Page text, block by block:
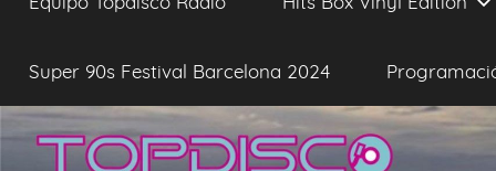
Super 90s Festival Barcelona 2024